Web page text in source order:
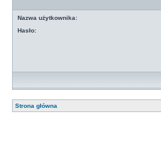
Nazwa użytkownika:
Hasło:
Strona główna